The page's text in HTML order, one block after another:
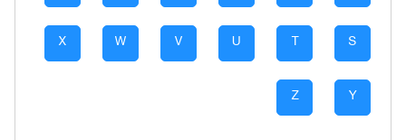
S
T
U
V
W
X
Y
Z